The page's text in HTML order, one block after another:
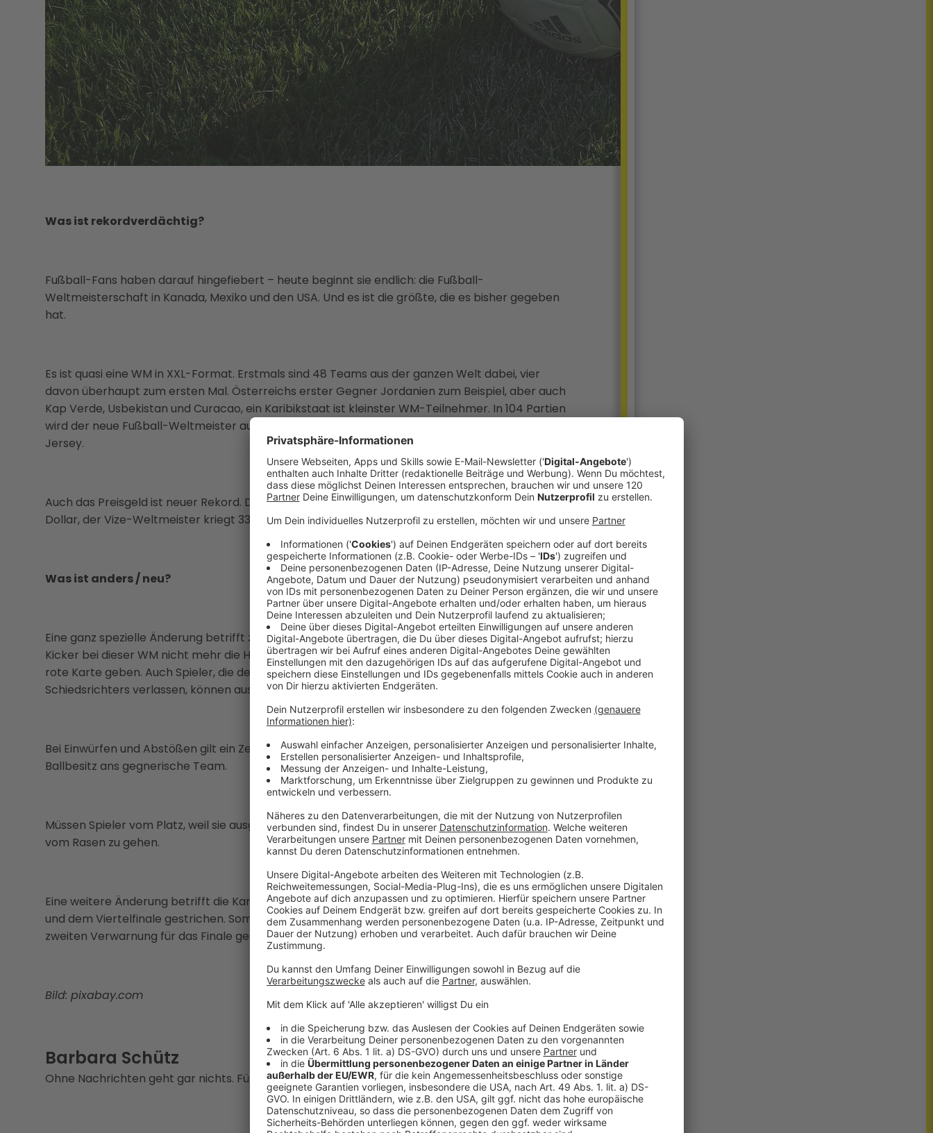
Was ist rekordverdächtig?
Fußball-Fans haben darauf hingefiebert – heute beginnt sie endlich: die Fußball-
Weltmeisterschaft in Kanada, Mexiko und den USA. Und es ist die größte, die es bisher gegeben
hat.
Es ist quasi eine WM in XXL-Format. Erstmals sind 48 Teams aus der ganzen Welt dabei, vier
davon überhaupt zum ersten Mal. Österreichs erster Gegner Jordanien zum Beispiel, aber auch
Kap Verde, Usbekistan und Curacao, ein Karibikstaat ist kleinster WM-Teilnehmer. In 104 Partien
wird der neue Fußball-Weltmeister ausgespielt. Der steht am 19.Juli fest, da ist das Finale in New
Jersey.
Auch das Preisgeld ist neuer Rekord. Der neue Fußball-Weltmeister kassiert 50 Millionen US-
Dollar, der Vize-Weltmeister kriegt 33 Millionen.
Was ist anders / neu?
Eine ganz spezielle Änderung betrifft zum Beispiel Diskussionen auf dem Platz. Da dürfen sich die
Kicker bei dieser WM nicht mehr die Hand vor den Mund halten. Wenn doch, könnte es sogar eine
rote Karte geben. Auch Spieler, die den Platz aus Protest gegen eine Entscheidung des
Schiedsrichters verlassen, können ausgeschlossen werden.
Bei Einwürfen und Abstößen gilt ein Zeitlimit von 5 Sekunden. Wird das nicht eingehalten, geht der
Ballbesitz ans gegnerische Team.
Müssen Spieler vom Platz, weil sie ausgewechselt werden, haben sie nur mehr 10 Sekunden Zeit,
vom Rasen zu gehen.
Eine weitere Änderung betrifft die Karten: Die gelben Karten werden nach der Gruppenphase
und dem Viertelfinale gestrichen. Somit ist es ausgeschlossen, dass ein Spieler aufgrund der
zweiten Verwarnung für das Finale gesperrt ist.
Bild: pixabay.com
Barbara Schütz
Ohne Nachrichten geht gar nichts. Für Oberösterreich: präzise Infos, schnell und direkt.